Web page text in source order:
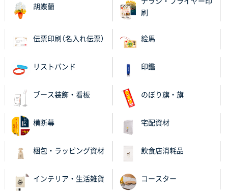
胡蝶蘭
刷
伝票印刷（名入れ伝票） 絵馬
リストバンド 印鑑
ブース装飾・看板 のぼり旗・旗
横断幕 宅配資材
梱包・ラッピング資材 飲食店消耗品
インテリア・生活雑貨 コースター